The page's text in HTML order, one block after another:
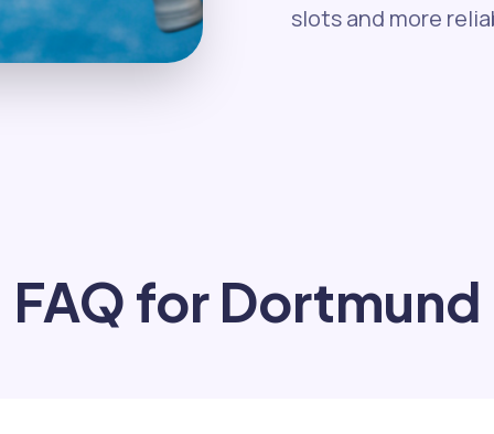
slots and more
FAQ for Dortmund